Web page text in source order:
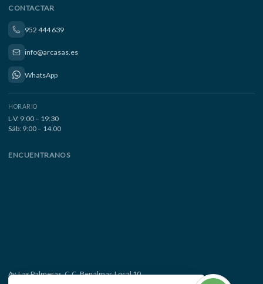
CONTACTAR
952 444 639
info@arcasas.es
WhatsApp
HORARIO
L-V: 9:00 – 19:30
Sáb: 9:00 – 14:00
ENCUENTRANOS
Av. Las Palmeras, C.C. Benalmar, Local 10